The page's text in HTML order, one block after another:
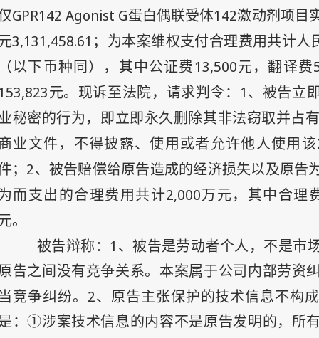
GPR142 Agonist G蛋白偶联受体142激动剂项目
3,131,458.61 ；为本案维权支付合理费用共计人
以下币种同），其中公证费 13,500元，翻译费
元。现诉至法院，请求判令： 1 、被告立
秘密的行为，即立即永久删除其非法窃取并占
业文件，不得披露、使用或者允许他人使用该
； 2、被告赔偿给原告造成的经济损失以及原告
而支出的合理费用共计2,000万元，其中合理
。
被告辩称： 1 、被告是劳动者个人，不是市
告之间没有竞争关系。本案属于公司内部劳资
竞争纠纷。 2、原告主张保护的技术信息不构
：①涉案技术信息的内容不是原告发明的，所